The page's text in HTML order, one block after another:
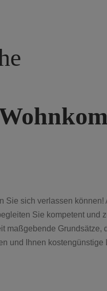
Sie sich verlassen können!
Sie kompetent und
maßgebende Grundsätze,
und Ihnen kostengünstige